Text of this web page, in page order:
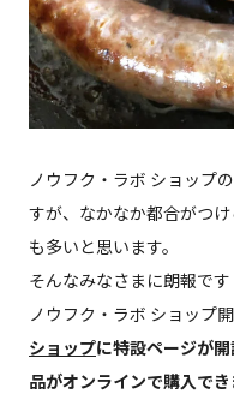
ノウフク・ラボ ショップ
すが、なかなか都合がつ
も多いと思います。
そんなみなさまに朗報です
ノウフク・ラボ ショップ開
ショップに特設ページが
品がオンラインで購入でき